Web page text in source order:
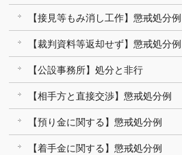
【接見等もみ消し工作】懲戒処分例
【裁判資料等返却せず】懲戒処分例
【公設事務所】処分と非行
【相手方と直接交渉】懲戒処分例
【預り金に関する】懲戒処分例
【着手金に関する】懲戒処分例